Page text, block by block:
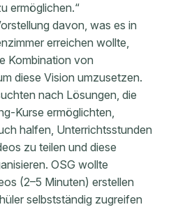
ermöglichen.“
davon, was es in
erreichen wollte,
Kombination von
diese Vision umzusetzen.
nach Lösungen, die
Kurse ermöglichten,
halfen, Unterrichtsstunden
zu teilen und diese
OSG wollte
(2–5 Minuten) erstellen
selbstständig zugreifen